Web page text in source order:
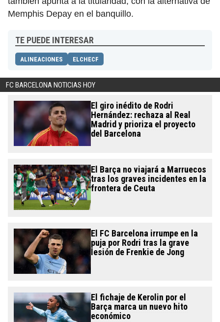
Memphis Depay en el banquillo.
TE PUEDE INTERESAR
ALINEACIONES ELCHECF
FC BARCELONA NOTICIAS HOY
El giro inédito de Rodri
Hernández: rechaza al Real
Madrid y prioriza el proyecto
del Barcelona
El Barça no viajará a Marruecos
tras los graves incidentes en la
frontera de Ceuta
El FC Barcelona irrumpe en la
puja por Rodri tras la grave
lesión de Frenkie de Jong
El fichaje de Kerolin por el
Barça marca un nuevo hito
económico